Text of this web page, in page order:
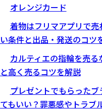
オレンジカード
着物はフリマアプリで売
い条件と出品・発送のコツ
カルティエの指輪を売
と高く売るコツを解説
プレゼントでもらったブ
てもいい？罪悪感やトラブ